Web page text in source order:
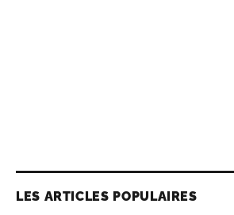
LES ARTICLES POPULAIRES